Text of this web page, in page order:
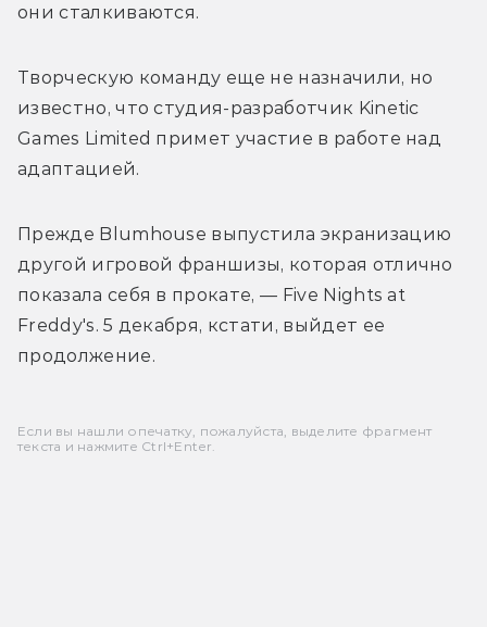
они сталкиваются.
Творческую команду еще не назначили, но
известно, что студия-разработчик Kinetic
Games Limited примет участие в работе над
адаптацией.
Прежде Blumhouse выпустила экранизацию
другой игровой франшизы, которая отлично
показала себя в прокате, — Five Nights at
Freddy's. 5 декабря, кстати, выйдет ее
продолжение.
Если вы нашли опечатку, пожалуйста, выделите фрагмент
текста и нажмите Ctrl+Enter.